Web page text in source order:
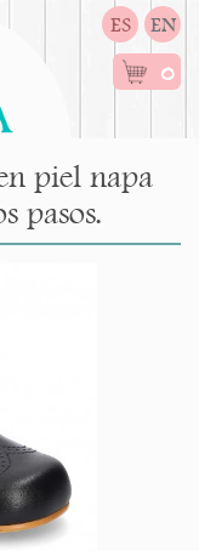
ES EN
0
piel napa
pasos.